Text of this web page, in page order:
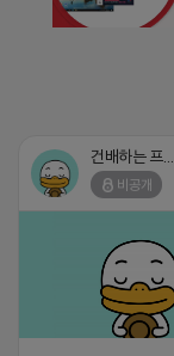
건배하는 프로도
비공개